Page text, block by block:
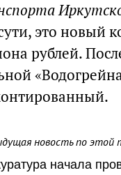
это новый
рублей.
новость по этой
начала